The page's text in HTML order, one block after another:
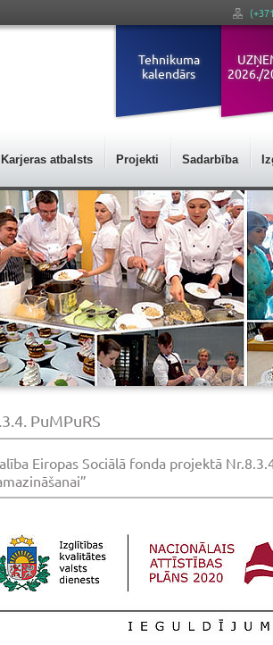
Tehnikuma
kalendārs
2026./
Karjeras atbalsts Projekti Sadarbība
PuMPuRS
Eiropas Sociālā fonda projektā